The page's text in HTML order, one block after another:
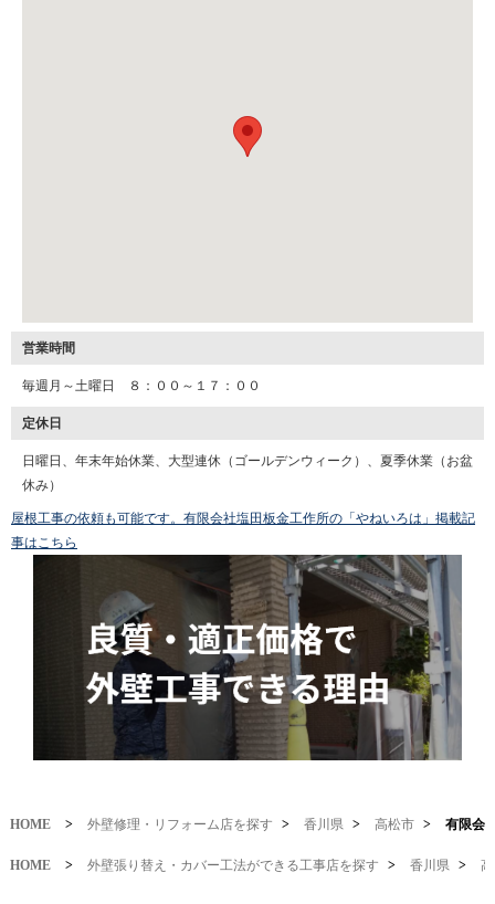
営業時間
毎週月～土曜日 ８：００～１７：００
定休日
日曜日、年末年始休業、大型連休（ゴールデンウィーク）、夏季休業（お盆
休み）
屋根工事の依頼も可能です。有限会社塩田板金工作所の「やねいろは」掲載記
事はこちら
HOME > 外壁修理・リフォーム店を探す > 香川県 > 高松市 > 有限会
HOME > 外壁張り替え・カバー工法ができる工事店を探す > 香川県 >